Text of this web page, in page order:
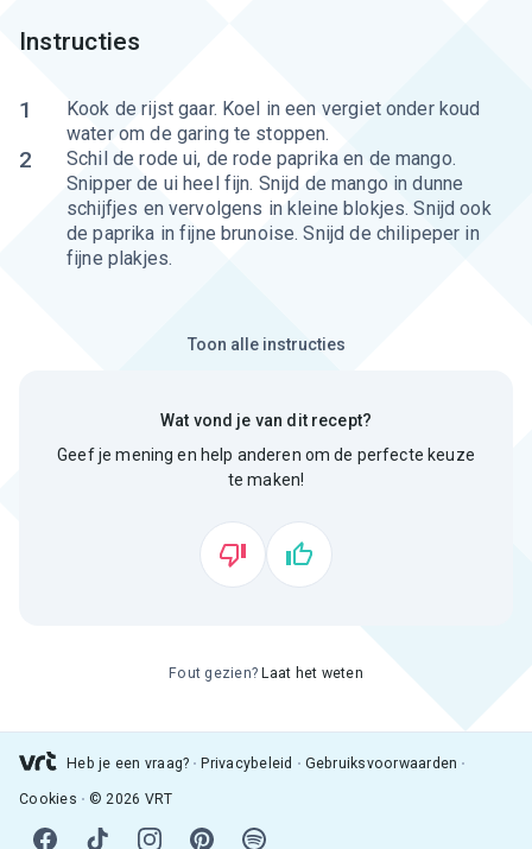
Instructies
1
Kook de rijst gaar. Koel in een vergiet onder koud
water om de garing te stoppen.
2
Schil de rode ui, de rode paprika en de mango.
Snipper de ui heel fijn. Snijd de mango in dunne
schijfjes en vervolgens in kleine blokjes. Snijd ook
de paprika in fijne brunoise. Snijd de chilipeper in
fijne plakjes.
Toon alle instructies
Wat vond je van dit recept?
Geef je mening en help anderen om de perfecte keuze
te maken!
Fout gezien? Laat het weten
Heb je een vraag? Privacybeleid Gebruiksvoorwaarden
Cookies © 2026 VRT